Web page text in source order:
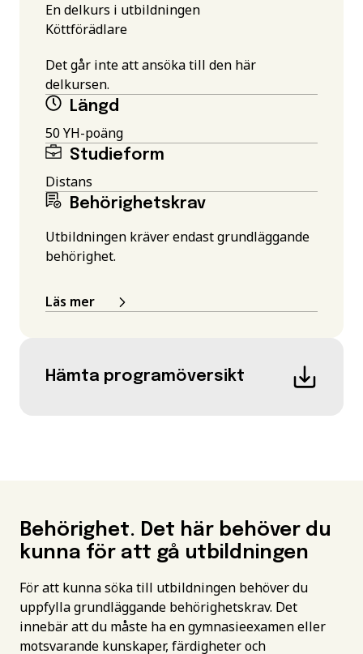
En delkurs i utbildningen
Köttförädlare
Det går inte att ansöka till den här
delkursen.
Längd
50 YH-poäng
Studieform
Distans
Behörighetskrav
Utbildningen kräver endast grundläggande
behörighet.
Läs mer
Hämta programöversikt
Behörighet. Det här behöver du
kunna för att gå utbildningen
För att kunna söka till utbildningen behöver du
uppfylla grundläggande behörighetskrav. Det
innebär att du måste ha en gymnasieexamen eller
motsvarande kunskaper, färdigheter och